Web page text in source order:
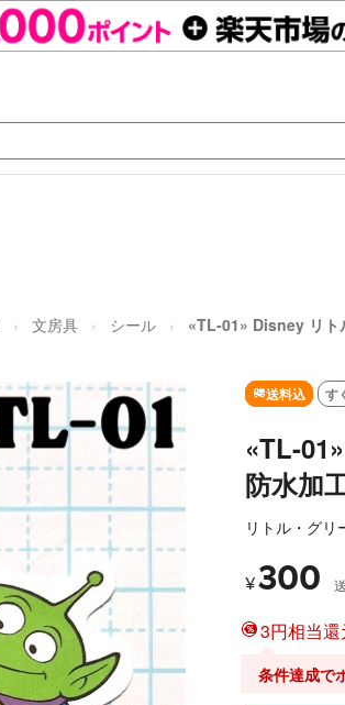
文房具 シール «TL-01» Disney リト
送料込 す
«TL-
防水加
リトル・グリ
¥300
3円相当還
条件達成で